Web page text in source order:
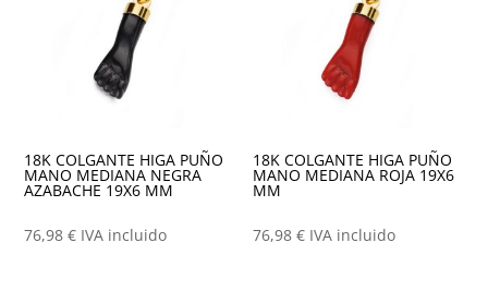
18K COLGANTE HIGA PUÑO
MANO MEDIANA NEGRA
AZABACHE 19X6 MM
76,98€ IVA incluido
18K COLGANTE HIGA PUÑO
MANO MEDIANA ROJA 19X6
MM
76,98€ IVA incluido